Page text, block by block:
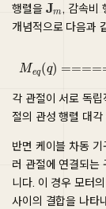
행렬을
, 감속비
개념적으로 다음과
Meq
각 관절이 서로 독
절의 관성 행렬 대
반면 케이블 차동
러 관절에 연결되는
니다. 이 경우 모터
사이의 결합을 나타